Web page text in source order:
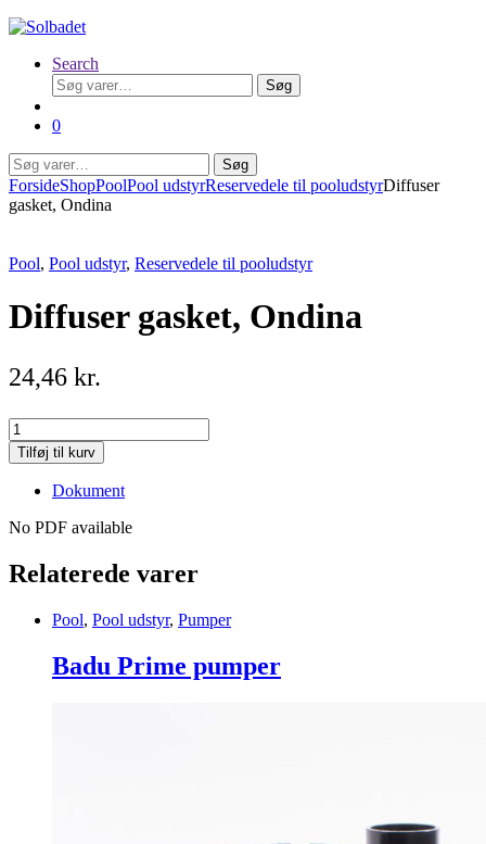
Search
Søg
efter:
Søg
0
Søg
efter:
Søg
ForsideShopPoolPool udstyrReservedele til pooludstyrDiffuser
gasket, Ondina
Pool, Pool udstyr, Reservedele til pooludstyr
Diffuser gasket, Ondina
24,46 kr.
Diffuser
gasket,
Ondina
quantity
Tilføj til kurv
Dokument
No PDF available
Relaterede varer
Pool, Pool udstyr, Pumper
Badu Prime pumper